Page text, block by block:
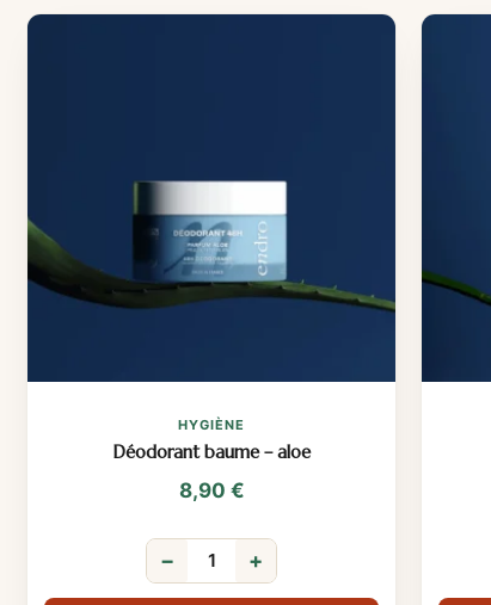
HYGIÈNE
Déodorant baume – aloe
8,90 €
− +